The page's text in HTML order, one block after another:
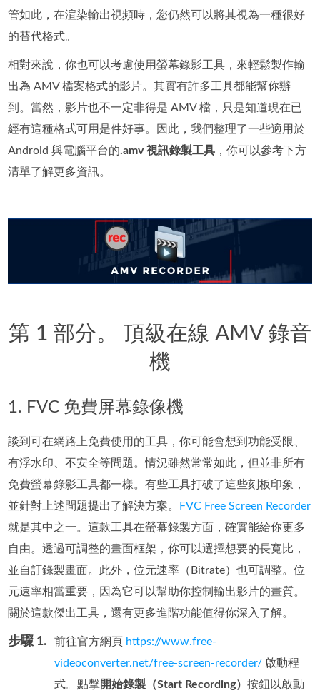
管如此，在渲染輸出視頻時，您仍然可以將其視為一種很好
的替代格式。
相對來說，你也可以考慮使用螢幕錄影工具，來輕鬆製作輸
出為 AMV 檔案格式的影片。其實有許多工具都能幫你辦
到。當然，影片也不一定非得是 AMV 檔，只是知道現在已
經有這種格式可用是件好事。因此，我們整理了一些適用於
Android 與電腦平台的.amv 視訊錄製工具 ，你可以參考下方
清單了解更多資訊。
第 1 部分。 頂級在線 AMV 錄音
機
1. FVC 免費屏幕錄像機
談到可在網路上免費使用的工具，你可能會想到功能受限、
有浮水印、不安全等問題。情況雖然常常如此，但並非所有
免費螢幕錄影工具都一樣。有些工具打破了這些刻板印象，
並針對上述問題提出了解決方案。
FVC Free Screen Recorder
就是其中之一。這款工具在螢幕錄製方面，確實能給你更多
自由。透過可調整的畫面框架，你可以選擇想要的長寬比，
並自訂錄製畫面。此外，位元速率（Bitrate）也可調整。位
元速率相當重要，因為它可以幫助你控制輸出影片的畫質。
關於這款傑出工具，還有更多進階功能值得你深入了解。
步驟 1. 前往官方網頁 https://www.free-
videoconverter.net/free-screen-recorder/ 啟動程
式。點擊開始錄製（Start Recording）按鈕以啟動